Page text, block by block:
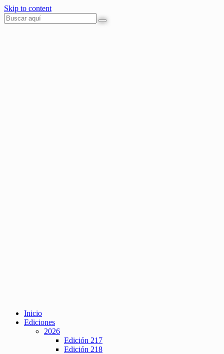
Skip to content
Inicio
Ediciones
2026
Edición 217
Edición 218